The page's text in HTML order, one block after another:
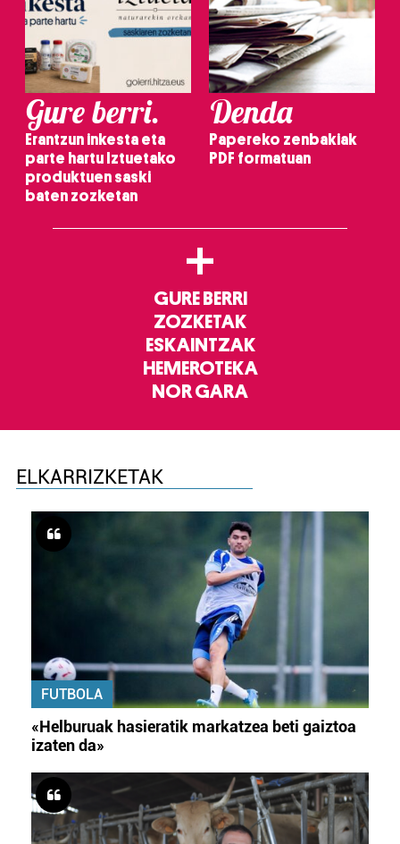
Gure berri.
Erantzun inkesta eta
parte hartu Iztuetako
produktuen saski
baten zozketan
Denda
Papereko zenbakiak
PDF formatuan
+
GURE BERRI
ZOZKETAK
ESKAINTZAK
HEMEROTEKA
NOR GARA
ELKARRIZKETAK
FUTBOLA
«Helburuak hasieratik markatzea beti gaiztoa
izaten da»